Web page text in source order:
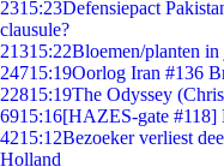
2315:23Defensiepact
clausule?
21315:22Bloemen/planten
24715:19Oorlog Iran #136
22815:19The Odyssey
6915:16[HAZES-gate #118]
4215:12Bezoeker verliest
Holland